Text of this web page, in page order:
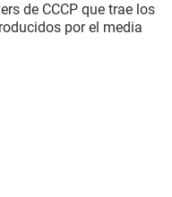
de CCCP que trae los
por el media